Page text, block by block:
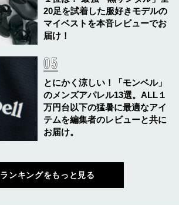
20足を試着した服好きモデルの
マイベストを本音レビューでお
届け！
とにかく涼しい！「モンベル」
のメンズアパレル13選。ALL１
万円台以下の猛暑に最適なアイ
テムを編集者のレビューと共に
お届け。
ランキングをもっと見る